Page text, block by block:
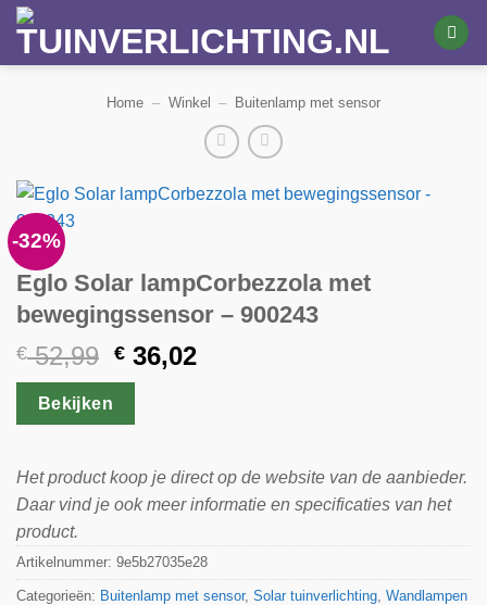
Ga
naar
inhoud
Home – Winkel – Buitenlamp met sensor
-32%
Eglo Solar lampCorbezzola met
bewegingssensor – 900243
€52,99 Oorspronkelijke
prijs
€ 52,99.
€ 36,02Huidige
Bekijken
Het product koop je direct op de website van de aanbieder.
Daar vind je ook meer informatie en specificaties van het
product.
Artikelnummer: 9e5b27035e28
Categorieën: Buitenlamp met sensor, Solar tuinverlichting Wandlampen